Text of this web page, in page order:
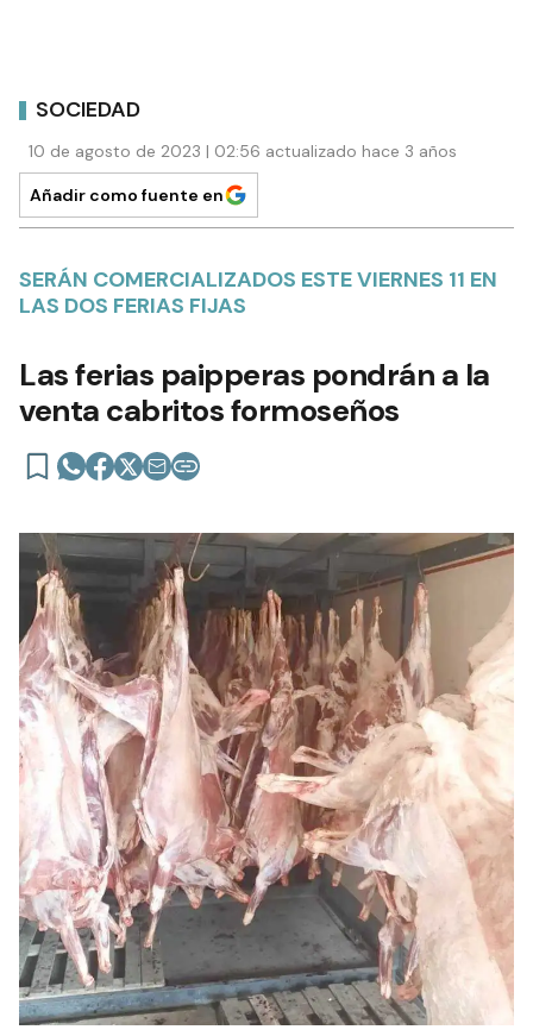
SOCIEDAD
10 de agosto de 2023 | 02:56 actualizado hace 3 años
Añadir como fuente en
SERÁN COMERCIALIZADOS ESTE VIERNES 11 EN
LAS DOS FERIAS FIJAS
Las ferias paipperas pondrán a la
venta cabritos formoseños